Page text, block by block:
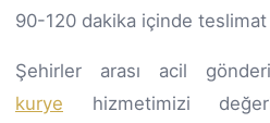
90-120 dakika içinde teslimat
Şehirler arası acil
kurye hizmetimizi